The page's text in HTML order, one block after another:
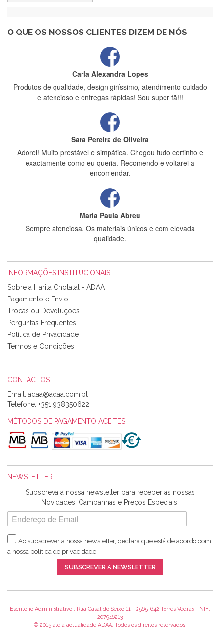
O QUE OS NOSSOS CLIENTES DIZEM DE NÓS
estrelas
Carla Alexandra Lopes
Produtos de qualidade, design giríssimo, atendimento cuidado
e atencioso e entregas rápidas! Sou super fã!!!
Sara Pereira de Oliveira
Adorei! Muito prestável e simpática. Chegou tudo certinho e
exactamente como eu queria. Recomendo e voltarei a
encomendar.
Maria Paula Abreu
Sempre atenciosa. Os materiais únicos e com elevada
qualidade.
Tudo chegou em condições, pois os produtos vieram muito
bem acondicionados. Estou plenamente satisfeita com os
produtos adquiridos. Relativamente à bolsa, tem um tecido
com um padrão e cores muito bonitas e a execução está
perfeitíssima. Futuramente penso voltar a comprar na vossa
loja, têm excelentes artigos a um preço muito justo. A
Alexandra Morais
Olá boa Noite. Os meus tecidos chegaram hoje. Muito
obrigada pelo miminho que dá um jeitaço pras minhas linhas
de bordar e não sei o que pões nos tecidos, mas que cheiram
maravilhosamente ... cheiram! :) Muito Obrigada.
Harita a minha encomenda já chegou. :) Muito obrigada pela
rapidez no envio, pela qualidade dos materiais que me
enviaste e pela simpatia de sempre. :)
Catarina Amaro
5 estrelas. Gosto muito do serviço. A Harita Chotalal é muito
Recomendo.
INFORMAÇÕES INSTITUCIONAIS
Sobre a Harita Chotalal - ADAA
Pagamento e Envio
Trocas ou Devoluções
Perguntas Frequentes
Política de Privacidade
Termos e Condições
CONTACTOS
Email:
Telefone: +351 938350622
MÉTODOS DE PAGAMENTO ACEITES
NEWSLETTER
Subscreva a nossa newsletter para receber as nossas
Novidades, Campanhas e Preços Especiais!
Ao subscrever a nossa newsletter, declara que está de acordo com
a nossa política de privacidade.
SUBSCREVER A NEWSLETTER
Escritorio Administrativo : Rua Casal do Seixo 11 - 2565-642 Torres Vedras - NIF:
207946213
© 2015 até a actualidade ADAA. Todos os direitos reservados.